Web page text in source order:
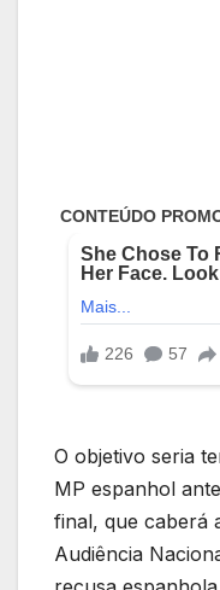
O objetivo seria
MP espanhol
final, que caberá
Audiência